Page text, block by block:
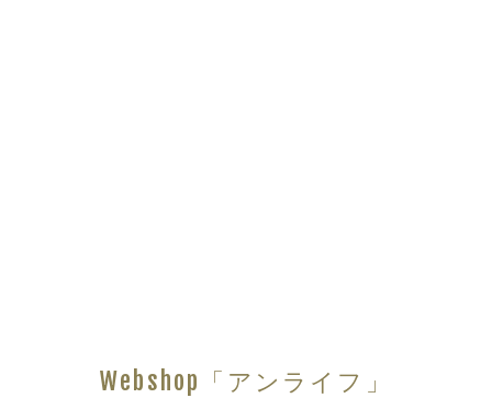
Webshop「アンライフ」